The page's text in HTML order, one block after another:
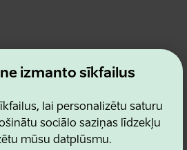
izmanto sīkfailus
lai personalizētu saturu
sociālo saziņas līdzekļu
mūsu datplūsmu.
Agency
politika